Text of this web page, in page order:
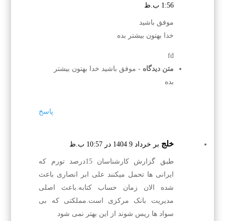
1:56 ب.ظ
موفق باشید
خدا بهتون بیشتر بده
fd
متن دیدگاه - موفق باشید خدا بهتون بیشتر
بده
پاسخ
خلج بر خرداد 9 1404 در 10:57 ب.ظ
طبق گزارش کارشناسان 15درصد تورم که
ایرانی ها تحمل میکنند علی ابر انصاری باعث
شده الان زمان حساب کتابه.باعث اصلی
مدیریت بانک مرکزی است.مملکتی که بی
سواد ها ریس شوند از این بهتر نمی شود